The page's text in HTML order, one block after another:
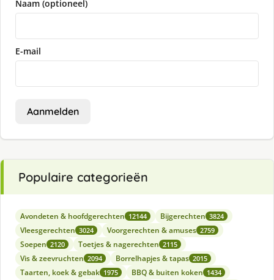
Naam (optioneel)
E-mail
Aanmelden
Populaire categorieën
Avondeten & hoofdgerechten 12144 Bijgerechten 3824
Vleesgerechten 3024 Voorgerechten & amuses 2759
Soepen 2120 Toetjes & nagerechten 2115
Vis & zeevruchten 2094 Borrelhapjes & tapas 2015
Taarten, koek & gebak 1975 BBQ & buiten koken 1434